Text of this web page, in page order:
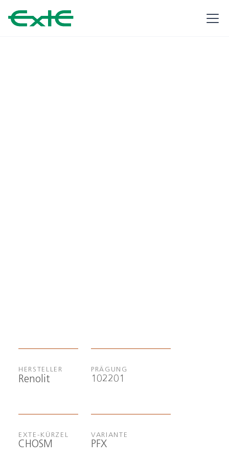
HERSTELLER
Renolit
EXTE-KÜRZEL
CHOSM
PRÄGUNG
102201
VARIANTE
PFX